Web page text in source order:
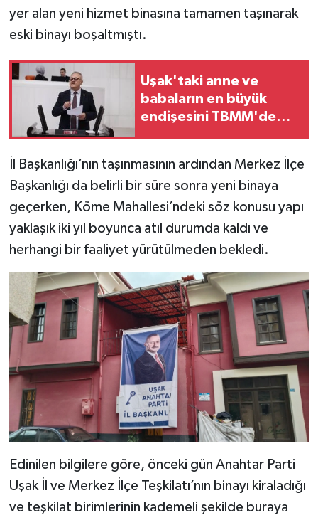
yer alan yeni hizmet binasına tamamen taşınarak
eski binayı boşaltmıştı.
Uşak'taki anne ve
babaların en büyük
endişesini TBMM'de
İl Başkanlığı’nın taşınmasının ardından Merkez İlçe
Başkanlığı da belirli bir süre sonra yeni binaya
geçerken, Köme Mahallesi’ndeki söz konusu yapı
yaklaşık iki yıl boyunca atıl durumda kaldı ve
herhangi bir faaliyet yürütülmeden bekledi.
Edinilen bilgilere göre, önceki gün Anahtar Parti
Uşak İl ve Merkez İlçe Teşkilatı’nın binayı kiraladığı
ve teşkilat birimlerinin kademeli şekilde buraya